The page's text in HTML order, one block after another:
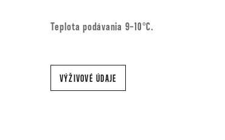
Teplota podávania 9-10°C.
VÝŽIVOVÉ ÚDAJE